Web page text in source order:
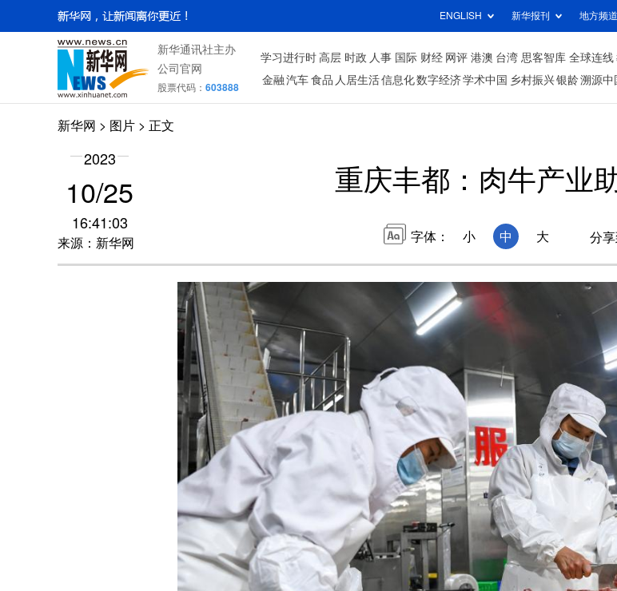
ENGLISH 新华报刊 地方频道
新华通讯社主办
公司官网
股票代码： 603888
学习进行时 高层 时政 人事 国际 财经 网评 港澳 台湾 思客智库 全球连线
金融 汽车 食品 人居生活信息化数字经济学术中国 乡村振兴银龄溯源中
新华网 > 图片 > 正文
2023
10/25
16:41:03
来源：新华网
重庆丰都：肉牛产业
字体： 小 中 大 分享